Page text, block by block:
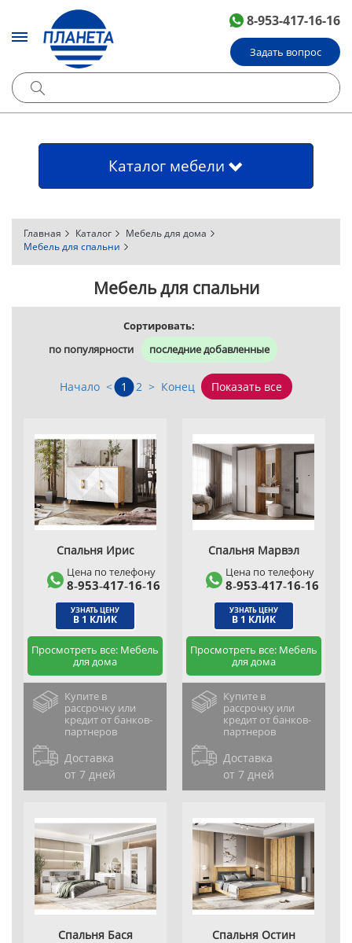
8-953-417-16-16
Задать вопрос
Каталог мебели
Главная Каталог
Мебель для дома
Мебель для спальни
Мебель для спальни
Сортировать:
по популярности
последние добавленные
Начало < 1 2 > Конец Показать все
Спальня Ирис
Цена по телефону
8‑953‑417‑16‑16
УЗНАТЬ ЦЕНУ
В 1 КЛИК
Просмотреть все: Мебель
для дома
Купите в
рассрочку или
кредит от банков-
партнеров
Доставка
от 7 дней
Спальня Марвэл
Цена по телефону
8‑953‑417‑16‑16
УЗНАТЬ ЦЕНУ
В 1 КЛИК
Просмотреть все: Мебель
для дома
Купите в
рассрочку или
кредит от банков-
партнеров
Доставка
от 7 дней
Спальня Бася Спальня Остин